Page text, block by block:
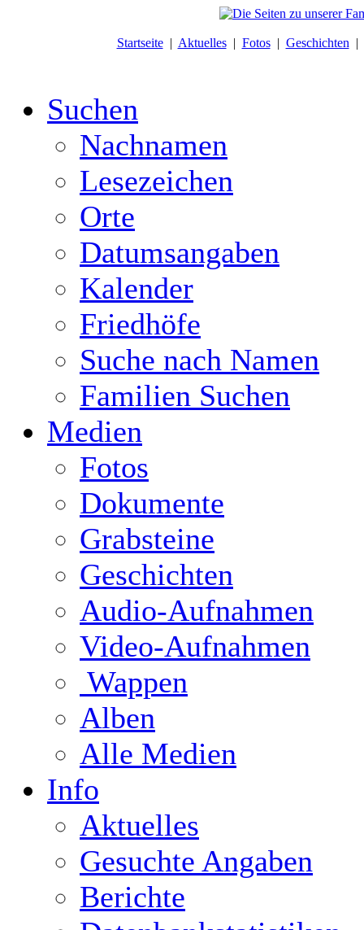
Startseite| Aktuelles| Fotos| Geschichten |
Suchen
Nachnamen
Lesezeichen
Orte
Datumsangaben
Kalender
Friedhöfe
Suche nach Namen
Familien Suchen
Medien
Fotos
Dokumente
Grabsteine
Geschichten
Audio-Aufnahmen
Video-Aufnahmen
Wappen
Alben
Alle Medien
Info
Aktuelles
Gesuchte Angaben
Berichte